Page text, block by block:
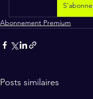
Abonnement Premium
Posts similaires